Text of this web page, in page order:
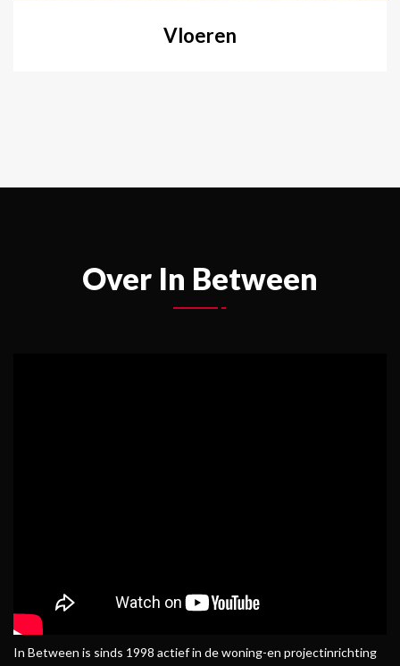
Vloeren
Over In Between
In Between is sinds 1998 actief in de woning-en projectinrichting